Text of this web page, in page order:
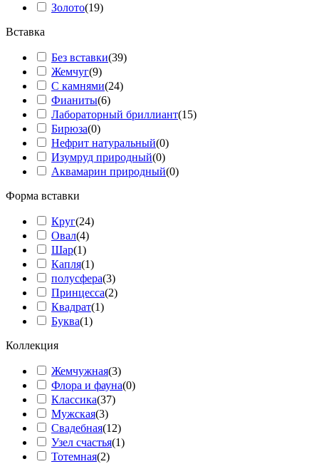
Золото(19)
Вставка
Без вставки(39)
Жемчуг(9)
С камнями(24)
Фианиты(6)
Лабораторный бриллиант(15)
Бирюза(0)
Нефрит натуральный(0)
Изумруд природный(0)
Аквамарин природный(0)
Форма вставки
Круг(24)
Овал(4)
Шар(1)
Капля(1)
полусфера(3)
Принцесса(2)
Квадрат(1)
Буква(1)
Коллекция
Жемчужная(3)
Флора и фауна(0)
Классика(37)
Мужская(3)
Свадебная(12)
Узел счастья(1)
Тотемная(2)